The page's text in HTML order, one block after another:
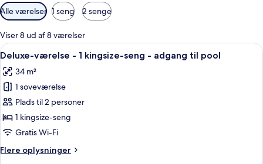
Tilgængelige
filtre
for
værelser
Alle værelser 1 seng 2 senge
Viser 8 ud af 8 værelser
Indlæs
alle
billeder
af
Deluxe-
værelse
-
kingsize-
Et hotelværelse med en stor seng,
8
Deluxe-værelse - 1 kingsize-seng - adgang til pool
34 m²
1 soveværelse
Plads til 2 personer
1 kingsize-seng
Gratis Wi-Fi
Flere oplysninger
Flere